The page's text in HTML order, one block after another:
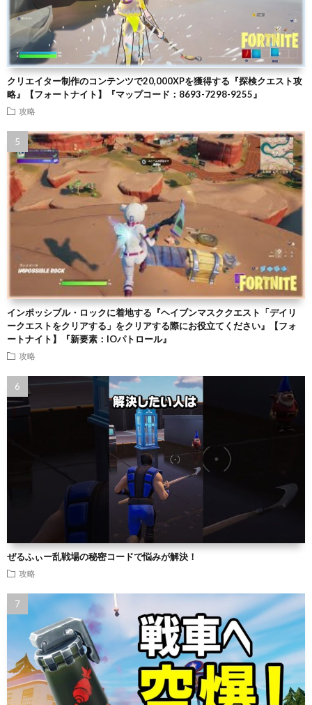
クリエイター制作のコンテンツで20,000XPを獲得する『探検クエスト攻
略』【フォートナイト】『マップコード：8693-7298-9255』
攻略
インポッシブル・ロックに着地する『ヘイブンマスククエスト「デイリ
ークエストをクリアする」をクリアする際にお役立てください』【フォ
ートナイト】『新要素：IOパトロール』
攻略
ぜるふぃー乱戦場の秘密コードで悩みが解決！
攻略